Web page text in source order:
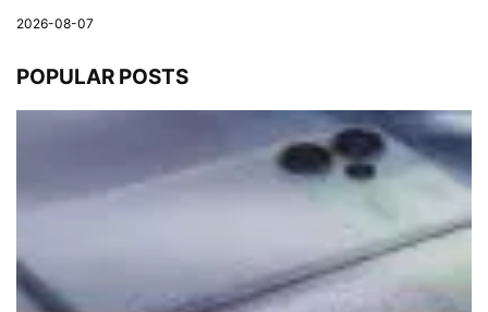
2026-08-07
POPULAR POSTS